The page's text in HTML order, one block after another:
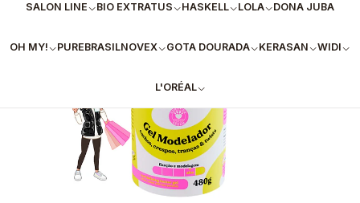
SALON LINE BIO EXTRATUS HASKELL LOLA DONA JUBA
OH MY! PUREBRASILNOVEX GOTA DOURADA KERASAN WIDI
L'ORÉAL